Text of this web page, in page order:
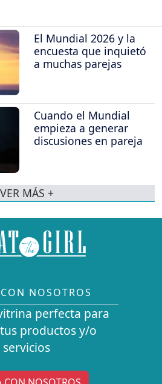
El Mundial 2026 y la
encuesta que inquietó
a muchas parejas
Cuando el Mundial
empieza a generar
discusiones en pareja
VER MÁS +
NOSOTROS
perfecta para
productos y/o
servicios